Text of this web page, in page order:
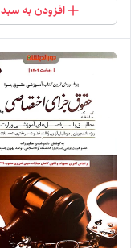
افزودن به سبد